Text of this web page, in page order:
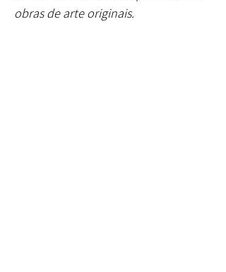
obras de arte originais.